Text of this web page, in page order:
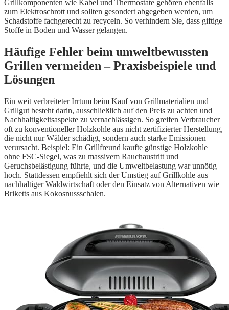
Grillkomponenten wie Kabel und Thermostate gehören ebenfalls
zum Elektroschrott und sollten gesondert abgegeben werden, um
Schadstoffe fachgerecht zu recyceln. So verhindern Sie, dass giftige
Stoffe in Boden und Wasser gelangen.
Häufige Fehler beim umweltbewussten
Grillen vermeiden – Praxisbeispiele und
Lösungen
Ein weit verbreiteter Irrtum beim Kauf von Grillmaterialien und
Grillgut besteht darin, ausschließlich auf den Preis zu achten und
Nachhaltigkeitsaspekte zu vernachlässigen. So greifen Verbraucher
oft zu konventioneller Holzkohle aus nicht zertifizierter Herstellung,
die nicht nur Wälder schädigt, sondern auch starke Emissionen
verursacht. Beispiel: Ein Grillfreund kaufte günstige Holzkohle
ohne FSC-Siegel, was zu massivem Rauchaustritt und
Geruchsbelästigung führte, und die Umweltbelastung war unnötig
hoch. Stattdessen empfiehlt sich der Umstieg auf Grillkohle aus
nachhaltiger Waldwirtschaft oder den Einsatz von Alternativen wie
Briketts aus Kokosnussschalen.